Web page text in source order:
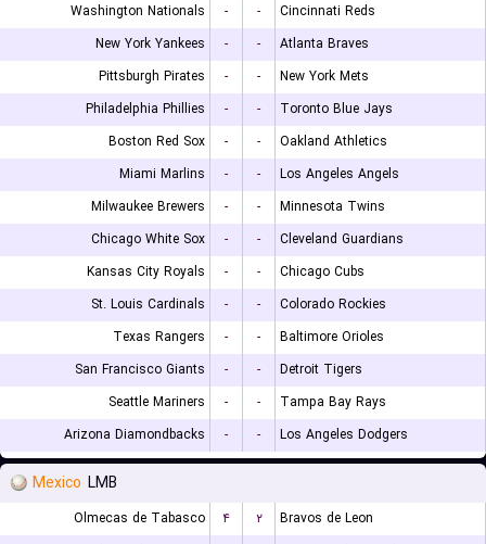
Washington Nationals
- -
Cincinnati Reds
New York Yankees
- -
Atlanta Braves
Pittsburgh Pirates
- -
New York Mets
Philadelphia Phillies
- -
Toronto Blue Jays
Boston Red Sox
- -
Oakland Athletics
Miami Marlins
- -
Los Angeles Angels
Milwaukee Brewers
- -
Minnesota Twins
Chicago White Sox
- -
Cleveland Guardians
Kansas City Royals
- -
Chicago Cubs
St. Louis Cardinals
- -
Colorado Rockies
Texas Rangers
- -
Baltimore Orioles
San Francisco Giants
- -
Detroit Tigers
Seattle Mariners
- -
Tampa Bay Rays
Arizona Diamondbacks
- - Los Angeles Dodgers
Mexico LMB
Olmecas de Tabasco ۴ ۲
Bravos de Leon